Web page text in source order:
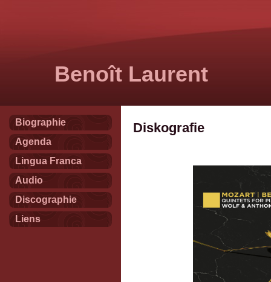
Benoît Laurent
Biographie
Agenda
Lingua Franca
Audio
Discographie
Liens
Diskografie